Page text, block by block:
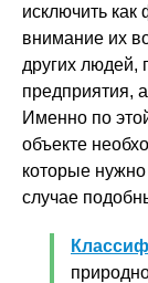
исключить
внимание их
других людей,
предприятия,
Именно по
объекте
которые нужно
случае